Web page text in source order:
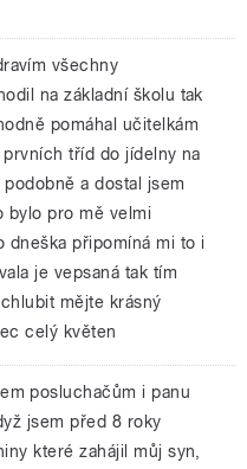
všechny
na základní školu tak
pomáhal učitelkám
tříd do jídelny na
a dostal jsem
bylo pro mě velmi
dneška připomíná mi to i
je vepsaná tak tím
mějte krásný
celý květen
posluchačům i panu
jsem před 8 roky
které zahájil můj syn,